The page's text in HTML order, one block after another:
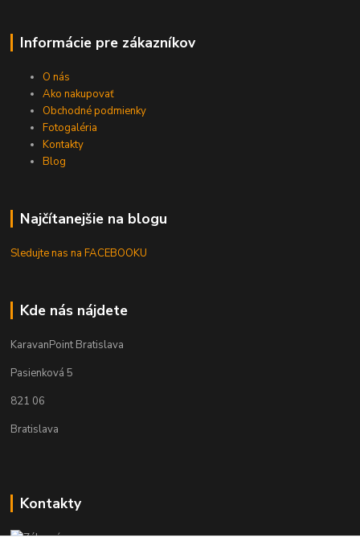
Informácie pre zákazníkov
O nás
Ako nakupovať
Obchodné podmienky
Fotogaléria
Kontakty
Blog
Najčítanejšie na blogu
Sledujte nas na FACEBOOKU
Kde nás nájdete
KaravanPoint Bratislava
Pasienková 5
821 06
Bratislava
Kontakty
Zákaznícka podpora KaravanPoint